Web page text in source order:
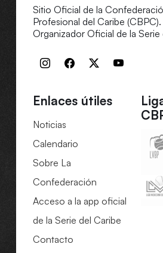
Sitio Oficial de la
Profesional del Caribe (CBPC).
Organizador Oficial de la
Enlaces útiles
Noticias
Calendario
Sobre La
Confederación
Acceso a la app oficial
de la Serie del Caribe
Contacto